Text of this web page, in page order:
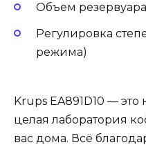
Объем
Регулировка
режима)
Krups EA891D10 —
целая лаборатория
вас дома. Всё